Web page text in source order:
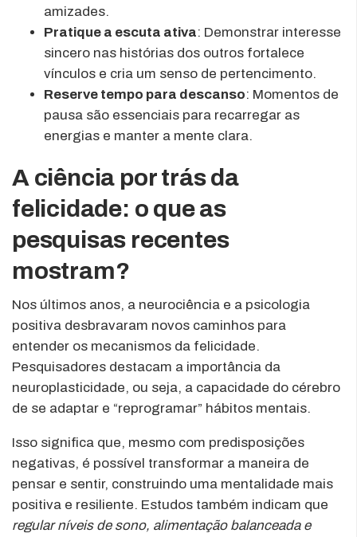
amizades.
Pratique a escuta ativa: Demonstrar interesse
sincero nas histórias dos outros fortalece
vínculos e cria um senso de pertencimento.
Reserve tempo para descanso: Momentos de
pausa são essenciais para recarregar as
energias e manter a mente clara.
A ciência por trás da
felicidade: o que as
pesquisas recentes
mostram?
Nos últimos anos, a neurociência e a psicologia
positiva desbravaram novos caminhos para
entender os mecanismos da felicidade.
Pesquisadores destacam a importância da
neuroplasticidade, ou seja, a capacidade do cérebro
de se adaptar e “reprogramar” hábitos mentais.
Isso significa que, mesmo com predisposições
negativas, é possível transformar a maneira de
pensar e sentir, construindo uma mentalidade mais
positiva e resiliente. Estudos também indicam que
regular níveis de sono, alimentação balanceada e